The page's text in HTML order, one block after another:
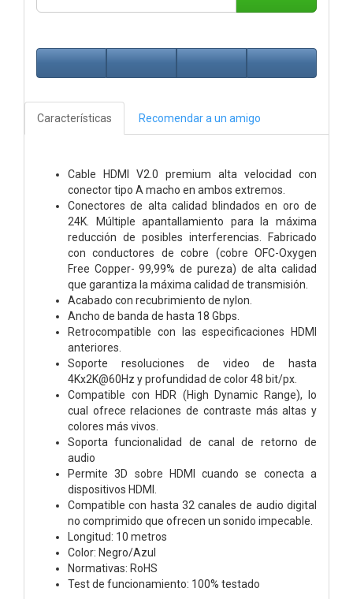
Características Recomendar a un amigo
Cable HDMI V2.0 premium alta velocidad con
conector tipo A macho en ambos extremos.
Conectores de alta calidad blindados en oro de
24K. Múltiple apantallamiento para la máxima
reducción de posibles interferencias. Fabricado
con conductores de cobre (cobre OFC-Oxygen
Free Copper- 99,99% de pureza) de alta calidad
que garantiza la máxima calidad de transmisión.
Acabado con recubrimiento de nylon.
Ancho de banda de hasta 18 Gbps.
Retrocompatible con las especificaciones HDMI
anteriores.
Soporte resoluciones de video de hasta
4Kx2K@60Hz y profundidad de color 48 bit/px.
Compatible con HDR (High Dynamic Range), lo
cual ofrece relaciones de contraste más altas y
colores más vivos.
Soporta funcionalidad de canal de retorno de
audio
Permite 3D sobre HDMI cuando se conecta a
dispositivos HDMI.
Compatible con hasta 32 canales de audio digital
no comprimido que ofrecen un sonido impecable.
Longitud: 10 metros
Color: Negro/Azul
Normativas: RoHS
Test de funcionamiento: 100% testado